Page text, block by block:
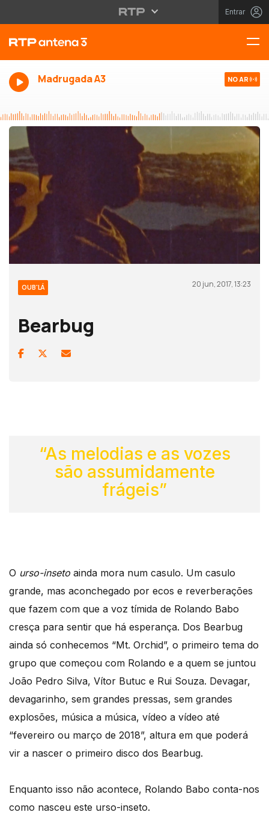
Entrar
Madrugada A3 NO AR
OUB'LÁ 20 jun, 2017, 13:23
Bearbug
“As melodias e as vozes
são assumidamente
frágeis”
O urso-inseto ainda mora num casulo. Um casulo
grande, mas aconchegado por ecos e reverberações
que fazem com que a voz tímida de Rolando Babo
cresça para sentir que há esperança. Dos Bearbug
ainda só conhecemos “Mt. Orchid”, o primeiro tema do
grupo que começou com Rolando e a quem se juntou
João Pedro Silva, Vítor Butuc e Rui Souza. Devagar,
devagarinho, sem grandes pressas, sem grandes
explosões, música a música, vídeo a vídeo até
“fevereiro ou março de 2018”, altura em que poderá
vir a nascer o primeiro disco dos Bearbug.
Enquanto isso não acontece, Rolando Babo conta-nos
como nasceu este urso-inseto.